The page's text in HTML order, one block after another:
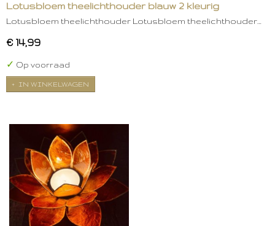
Lotusbloem theelichthouder blauw 2 kleurig
Lotusbloem theelichthouder Lotusbloem theelichthouder…
€ 14,99
✓ Op voorraad
IN WINKELWAGEN